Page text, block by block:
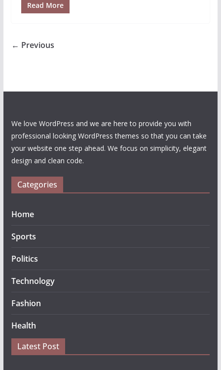
Read More
← Previous
We love WordPress and we are here to provide you with
professional looking WordPress themes so that you can take
your website one step ahead. We focus on simplicity, elegant
design and clean code.
Categories
Home
Sports
Politics
Technology
Fashion
Health
Latest Post